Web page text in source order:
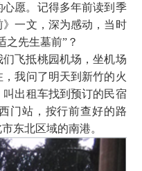
愿。记得多年前读到季
一文，深为感动，当时
之先生墓前”？
飞抵桃园机场，坐机场
我问了明天到新竹的火
出租车找到预订的民宿
门站，按行前查好的路
东北区域的南港。